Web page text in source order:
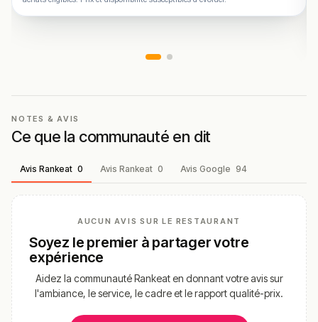
NOTES & AVIS
Ce que la communauté en dit
Avis Rankeat 0 Avis Rankeat 0 Avis Google 94
AUCUN AVIS SUR LE RESTAURANT
Soyez le premier à partager votre
expérience
Aidez la communauté Rankeat en donnant votre avis sur
l'ambiance, le service, le cadre et le rapport qualité-prix.